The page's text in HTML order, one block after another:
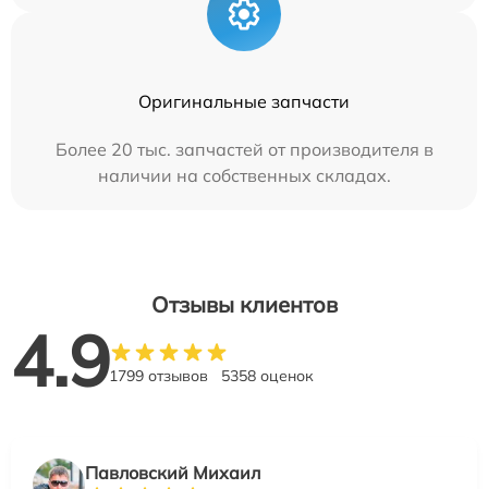
Оригинальные запчасти
Более 20 тыс. запчастей от производителя в
наличии на собственных складах.
Отзывы клиентов
4.91799 отзывов 5358 оценок
Павловский Михаил